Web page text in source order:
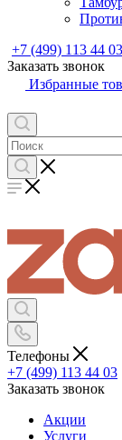
+7 (499) 113 44 03
Заказать звонок
Избранные
Телефоны
+7 (499) 113 44 03
Заказать звонок
Акции
Услуги